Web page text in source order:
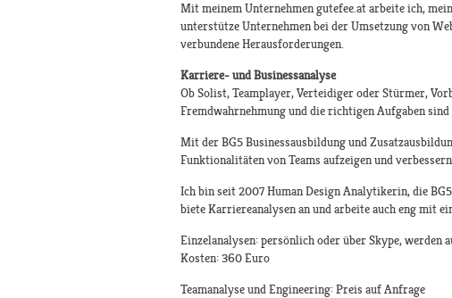
Mit meinem Unternehmen gutefee.at arbeite ich,
unterstütze Unternehmen bei der Umsetzung von
verbundene Herausforderungen.
Karriere- und Businessanalyse
Ob Solist, Teamplayer, Verteidiger oder Stürmer,
Fremdwahrnehmung und die richtigen Aufgaben
Mit der BG5 Businessausbildung und
Funktionalitäten von Teams aufzeigen und
Ich bin seit 2007 Human Design Analytikerin, die
biete Karriereanalysen an und arbeite auch eng mit
Einzelanalysen: persönlich oder über Skype, werden
Kosten: 360 Euro
Teamanalyse und Engineering: Preis auf Anfrage